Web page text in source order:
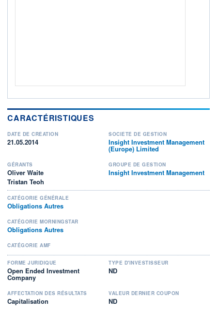
CARACTÉRISTIQUES
DATE DE CRÉATION
21.05.2014
SOCIÉTÉ DE GESTION
Insight Investment Management
(Europe) Limited
GÉRANTS
Oliver Waite
Tristan Teoh
GROUPE DE GESTION
Insight Investment Management
CATÉGORIE GÉNÉRALE
Obligations Autres
CATÉGORIE MORNINGSTAR
Obligations Autres
CATÉGORIE AMF
FORME JURIDIQUE
Open Ended Investment
Company
TYPE D'INVESTISSEUR
ND
AFFECTATION DES RÉSULTATS
Capitalisation
VALEUR DERNIER COUPON
ND